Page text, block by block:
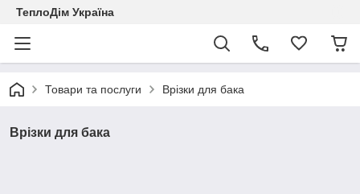
ТеплоДім Україна
Товари та послуги Врізки для бака
Врізки для бака